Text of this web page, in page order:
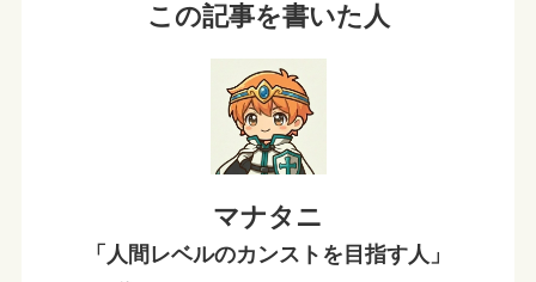
この記事を書いた人
マナタニ
「人間レベルのカンストを目指す人」